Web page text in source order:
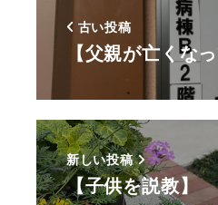
古い投稿
【父親が亡くな
新しい投稿
【子供を説教】